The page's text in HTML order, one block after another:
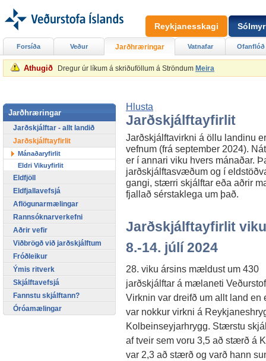
Athugið Dregur úr líkum á skriðuföllum á Ströndum Meira
Hlusta
Jarðskjálftayfirlit
Jarðskjálftavirkni á öllu landinu
vefnum (frá september 2024).
er í annari viku hvers mánaðar.
jarðskjálftasvæðum og í
gangi, stærri skjálftar eða aðrir
fjallað sérstaklega um það.
Jarðskjálftayfirlit
8.-14. júlí 2024
28. viku ársins mældust um 430
jarðskjálftar á mælaneti
Virknin var dreifð um allt land en
var nokkur virkni á
Kolbeinseyjarhrygg. Stærstu
af tveir sem voru 3,5 að stærð á
var 2,3 að stærð og varð hann
Forsíða Veður Jarðhræringar Vatnafar Ofanflóð
Jarðhræringar
Jarðskjálftar - allt landið
Jarðskjálftayfirlit
Mánaðaryfirlit
Eldri Vikuyfirlit
Eldfjöll
Eldfjallavefsjá
Aflögunarmælingar
Rannsóknarverkefni
Aðrir vefir
Viðbrögð við jarðskjálftum
Fróðleikur
Ýmis ritverk
Skjálftavefsjá
Fannstu skjálftann?
Óróamælingar
Reykjanesskagi